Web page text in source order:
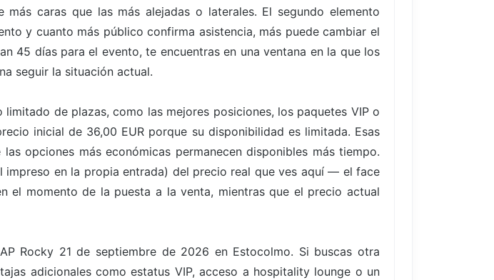
caras que las más alejadas o laterales. El segundo elemento
y cuanto más público confirma asistencia, más puede cambiar el
45 días para el evento, te encuentras en una ventana en la que los
seguir la situación actual.
de plazas, como las mejores posiciones, los paquetes VIP o
inicial de 36,00 EUR porque su disponibilidad es limitada. Esas
opciones más económicas permanecen disponibles más tiempo.
en la propia entrada) del precio real que ves aquí — el face
el momento de la puesta a la venta, mientras que el precio actual
Rocky 21 de septiembre de 2026 en Estocolmo. Si buscas otra
adicionales como estatus VIP, acceso a hospitality lounge o un